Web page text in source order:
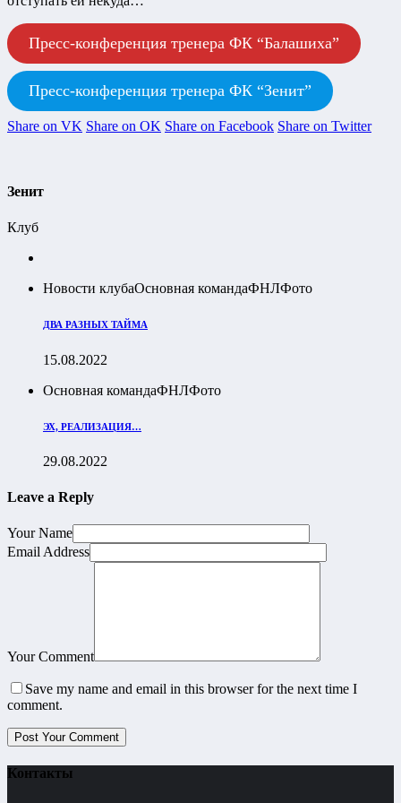
Пресс-конференция тренера ФК “Балашиха”
Пресс-конференция тренера ФК “Зенит”
Share on VK Share on OK Share on Facebook Share on Twitter
Зенит
Клуб
Новости клубаОсновная командаФНЛФото
ДВА РАЗНЫХ ТАЙМА
15.08.2022
Основная командаФНЛФото
ЭХ, РЕАЛИЗАЦИЯ…
29.08.2022
Leave a Reply
Your Name
Email Address
Your Comment
Save my name and email in this browser for the next time I
comment.
Контакты